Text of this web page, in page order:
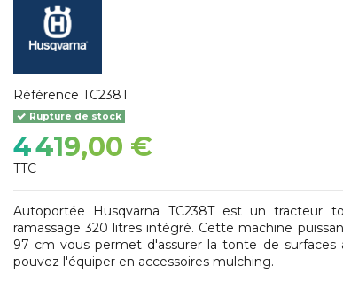
Référence TC238T
Rupture de stock
4 419,00 €
TTC
Autoportée Husqvarna TC238T est un tracteur
ramassage 320 litres intégré. Cette machine
97 cm vous permet d'assurer la tonte de surfaces
pouvez l'équiper en accessoires mulching.